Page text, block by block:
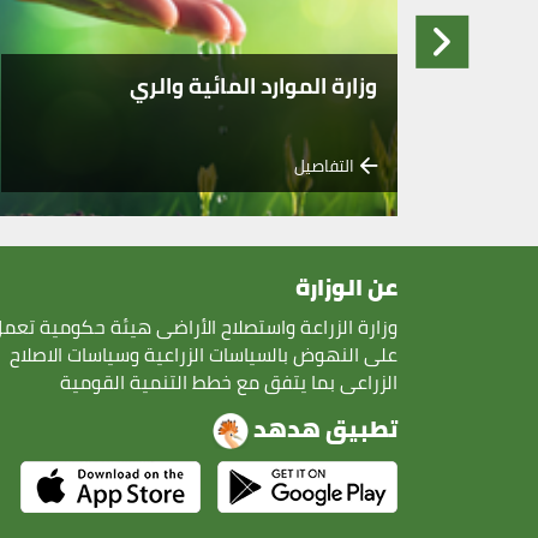
وزارة الموارد المائية والري
التفاصيل
عن الوزارة
وزارة الزراعة واستصلاح الأراضى هيئة حكومية
على النهوض بالسياسات الزراعية وسياسات الاصلاح
الزراعى بما يتفق مع خطط التنمية القومية
تطبيق هدهد